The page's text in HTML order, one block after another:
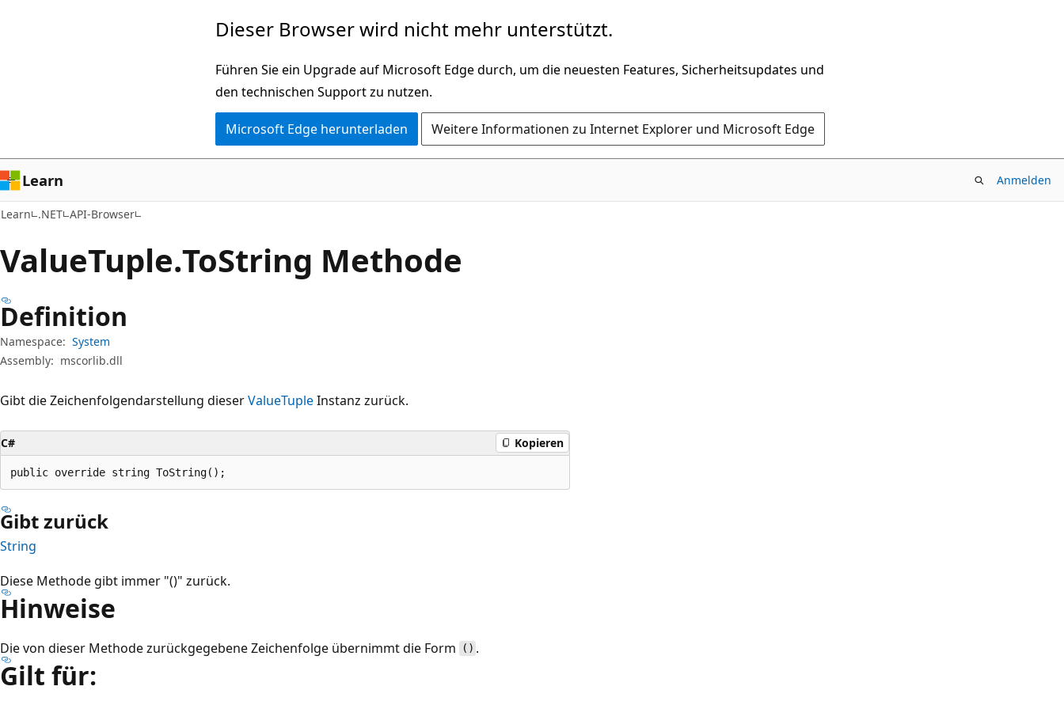
Dieser Browser wird nicht mehr unterstützt.
Führen Sie ein Upgrade auf Microsoft Edge durch, um die neuesten Features, Sicherheitsupdates und
den technischen Support zu nutzen.
Microsoft Edge herunterladen Weitere Informationen zu Internet Explorer und Microsoft Edge
Learn Anmelden
Learn .NET API-Browser
ValueTuple.ToString Methode
Definition
Namespace: System
Assembly: mscorlib.dll
Gibt die Zeichenfolgendarstellung dieserValueTupleInstanz zurück.
C# Kopieren
public override string ToString();
Gibt zurück
String
Diese Methode gibt immer "()" zurück.
Hinweise
Die von dieser Methode zurückgegebene Zeichenfolge übernimmt die Form () .
Gilt für: